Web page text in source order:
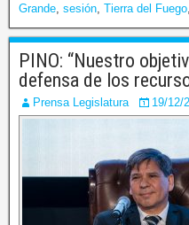
Grande sesión Tierra del Fuego
PINO: “Nuestro
defensa de los
Prensa Legislatura 19/12/